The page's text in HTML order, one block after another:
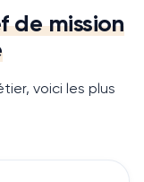
de mission
voici les plus